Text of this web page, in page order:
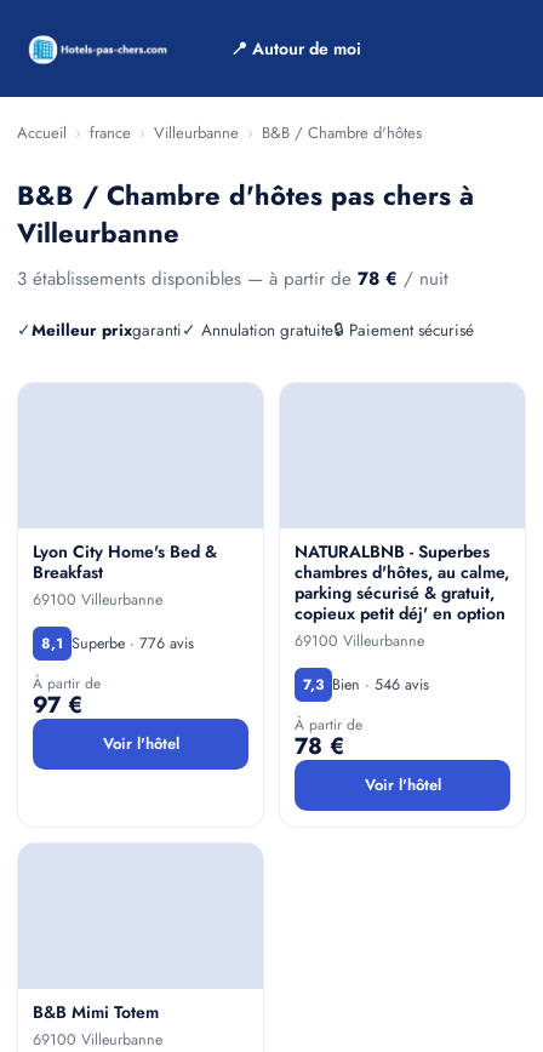
📍 Autour de moi
Accueil › france › Villeurbanne › B&B / Chambre d'hôtes
B&B / Chambre d'hôtes pas chers à
Villeurbanne
3 établissements disponibles — à partir de 78 € / nuit
✓Meilleur prixgaranti✓ Annulation gratuite🔒 Paiement sécurisé
Lyon City Home's Bed &
Breakfast
69100 Villeurbanne
8,1 Superbe · 776 avis
À partir de
97 €
Voir l'hôtel
NATURALBNB - Superbes
chambres d'hôtes, au calme,
parking sécurisé & gratuit,
copieux petit déj' en option
69100 Villeurbanne
7,3 Bien · 546 avis
À partir de
78 €
Voir l'hôtel
B&B Mimi Totem
69100 Villeurbanne